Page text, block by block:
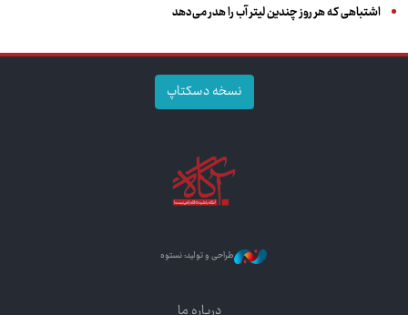
اشتباهی که هر روز چندین لیتر آب را هدر می‌دهد
نسخه دسکتاپ
طراحی و تولید: نستوه